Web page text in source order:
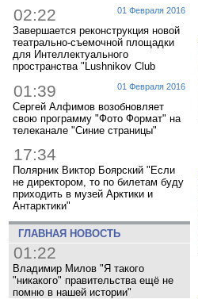
01 Февраля 2016
02:22
Завершается реконструкция новой
театрально-съемочной площадки
для Интеллектуального
пространства "Lushnikov Club
01 Февраля 2016
01:39
Сергей Алфимов возобновляет
свою программу "Фото Формат" на
телеканале "Синие страницы"
17:34
Полярник Виктор Боярский "Если
не директором, то по билетам буду
приходить в музей Арктики и
Антарктики"
ГЛАВНАЯ НОВОСТЬ
01:22
Владимир Милов "Я такого
"никакого" правительства ещё не
помню в нашей истории"